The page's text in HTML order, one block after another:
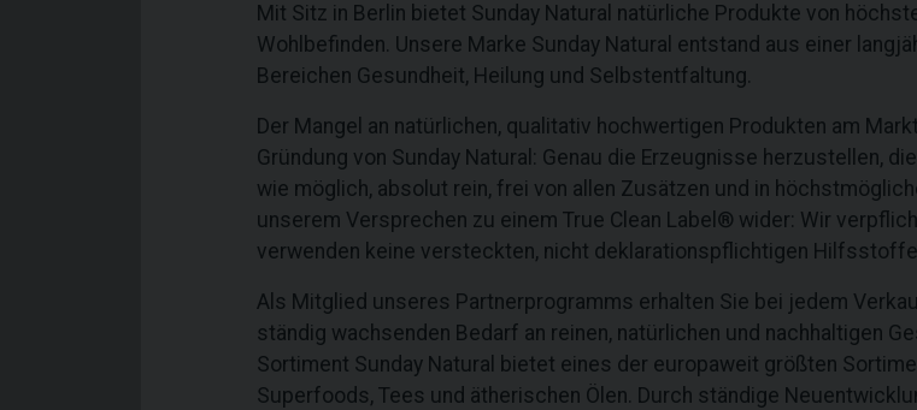
Mit Sitz in Berlin bietet Sunday Natural natürliche Produkte von
Wohlbefinden. Unsere Marke Sunday Natural entstand aus einer
Bereichen Gesundheit, Heilung und Selbstentfaltung.
Der Mangel an natürlichen, qualitativ hochwertigen Produkten am
Gründung von Sunday Natural: Genau die Erzeugnisse herzustellen,
wie möglich, absolut rein, frei von allen Zusätzen und in
unserem Versprechen zu einem True Clean Label® wider: Wir
verwenden keine versteckten, nicht deklarationspflichtigen
Als Mitglied unseres Partnerprogramms erhalten Sie bei jedem
ständig wachsenden Bedarf an reinen, natürlichen und nachhaltigen
Sortiment Sunday Natural bietet eines der europaweit größten
Superfoods, Tees und ätherischen Ölen. Durch ständige